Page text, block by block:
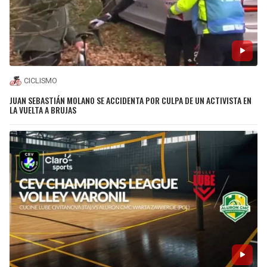
CICLISMO
JUAN SEBASTIÁN MOLANO SE ACCIDENTA POR CULPA DE UN ACTIVISTA EN
LA VUELTA A BRUJAS